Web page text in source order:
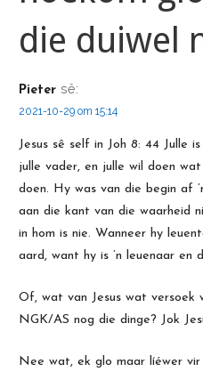
die duiwel
Pieter sê:
2021-10-29 om 15:14
Jesus sê self in Joh 8: 44 Julle
julle vader, en julle wil doen
doen. Hy was van die begin af
aan die kant van die waarheid
in hom is nie. Wanneer hy
aard, want hy is ’n leuenaar en
Of, wat van Jesus wat versoek
NGK/AS nog die dinge? Jok
Nee wat, ek glo maar líéwer vir